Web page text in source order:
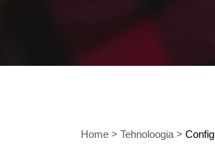
Home > Tehnoloogia >